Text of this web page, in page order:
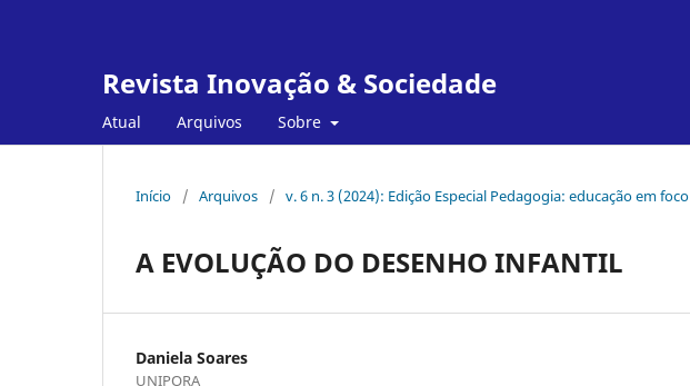
Revista Inovação & Sociedade
Atual Arquivos Sobre
Início / Arquivos / v. 6 n. 3 (2024): Edição Especial Pedagogia: educação em foco
A EVOLUÇÃO DO DESENHO INFANTIL
Daniela Soares
UNIPORA